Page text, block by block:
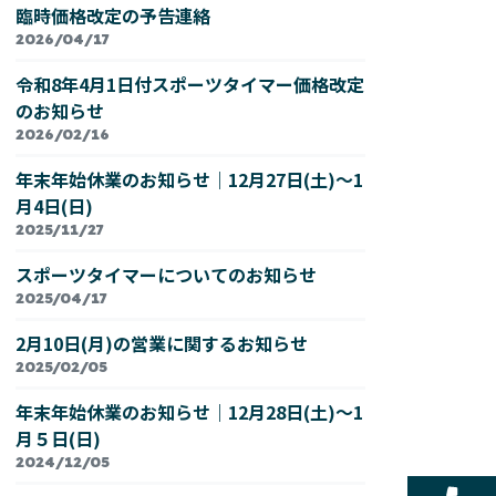
臨時価格改定の予告連絡
2026/04/17
令和8年4月1日付スポーツタイマー価格改定
のお知らせ
2026/02/16
年末年始休業のお知らせ｜12月27日(土)～1
月4日(日)
2025/11/27
スポーツタイマーについてのお知らせ
2025/04/17
2月10日(月)の営業に関するお知らせ
2025/02/05
年末年始休業のお知らせ｜12月28日(土)～1
月５日(日)
2024/12/05